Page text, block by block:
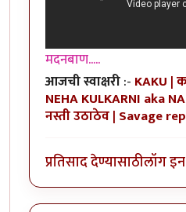
मदनबाण.....
आजची स्वाक्षरी:- KAKU |
NEHA KULKARNI aka
नस्ती उठाठेव | Savage
प्रतिसाद देण्यासाठीलॉग